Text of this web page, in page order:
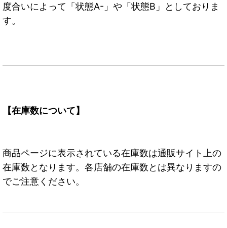
度合いによって「状態A-」や「状態B」としておりま
す。
【在庫数について】
商品ページに表示されている在庫数は通販サイト上の
在庫数となります。各店舗の在庫数とは異なりますの
でご注意ください。